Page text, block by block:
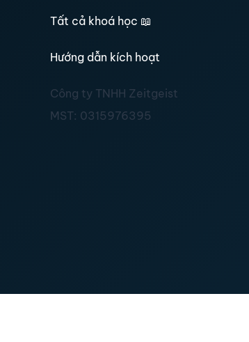
Tất cả khoá học 📖
Hướng dẫn kích hoạt
Công ty TNHH Zeitgeist
MST: 0315976395